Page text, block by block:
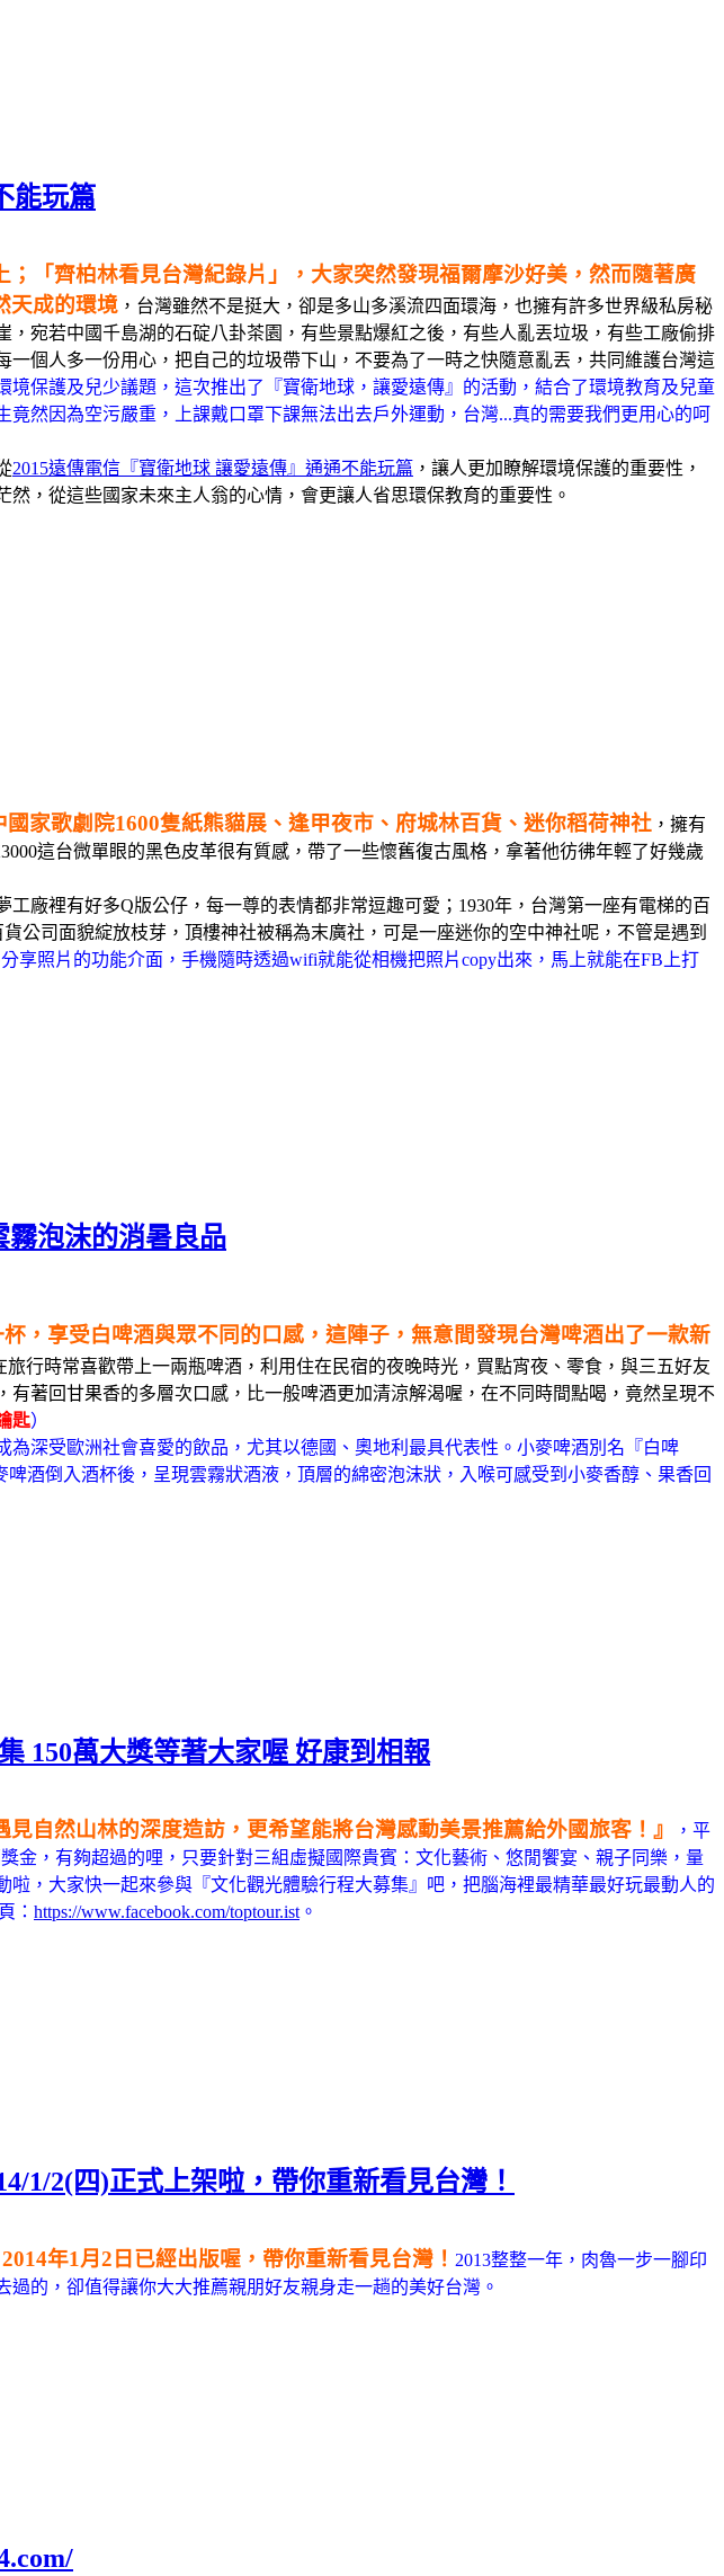
能玩篇
「齊柏林看見台灣紀錄片」，大家突然發現福爾摩沙好美，然而隨著廣
天成的環境 ，台灣雖然不是挺大，卻是多山多溪流四面環海，也擁有許多世界級私房秘
宛若中國千島湖的石碇八卦茶園，有些景點爆紅之後，有些人亂丟垃圾，有些工廠偷排
個人多一份用心，把自己的垃圾帶下山，不要為了一時之快隨意亂丟，共同維護台灣這
保護及兒少議題，這次推出了『寶衛地球，讓愛遠傳』 的活動，結合了環境教育及兒童
竟然因為空污嚴重，上課戴口罩下課無法出去戶外運動，台灣...真的需要我們更用心的呵
2015遠傳電信『寶衛地球 讓愛遠傳』通通不能玩篇 ，讓人更加瞭解環境保護的重要性，
，從這些國家未來主人翁的心情，會更讓人省思環保教育的重要性。
家歌劇院1600隻紙熊貓展、逢甲夜市、府城林百貨、迷你稻荷神社 ，擁有
這台微單眼的黑色皮革很有質感，帶了一些懷舊復古風格，拿著他彷彿年輕了好幾歲
工廠裡有好多Q版公仔，每一尊的表情都非常逗趣可愛；1930年，台灣第一座有電梯的百
公司面貌綻放枝芽，頂樓神社被稱為末廣社，可是一座迷你的空中神社呢，不管是遇到
享照片的功能介面，手機隨時透過wifi就能從相機把照片copy出來，馬上就能在FB上打
霧泡沫的消暑良品
，享受白啤酒與眾不同的口感，這陣子，無意間發現台灣啤酒出了一款新
旅行時常喜歡帶上一兩瓶啤酒，利用住在民宿的夜晚時光，買點宵夜、零食，與三五好友
著回甘果香的多層次口感，比一般啤酒更加清涼解渴喔，在不同時間點喝，竟然呈現不
匙）
深受歐洲社會喜愛的飲品，尤其以德國、奧地利最具代表性。小麥啤酒別名『白啤
酒倒入酒杯後，呈現雲霧狀酒液，頂層的綿密泡沫狀，入喉可感受到小麥香醇、果香回
150萬大獎等著大家喔 好康到相報
自然山林的深度造訪，更希望能將台灣感動美景推薦給外國旅客！』
，平
金，有夠超過的哩，只要針對三組虛擬國際貴賓：文化藝術、悠閒饗宴、親子同樂，量
啦 ， 大家快一起來參與『文化觀光體驗行程大募集』吧 ，把腦海裡最精華最好玩最動人的
： https://www.facebook.com/toptour.ist 。
1/2(四)正式上架啦，帶你重新看見台灣！
年1月2日已經出版喔，帶你重新看見台灣！ 2013整整一年，肉魯一步一腳印
的，卻值得讓你大大推薦親朋好友親身走一趟的美好台灣。